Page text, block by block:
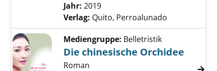
Suche nach diesem Verfasser
Jahr: 2019
Verlag: Quito, Perroalunado
Mediengruppe: Belletristik
Die chinesische Orchidee
Roman